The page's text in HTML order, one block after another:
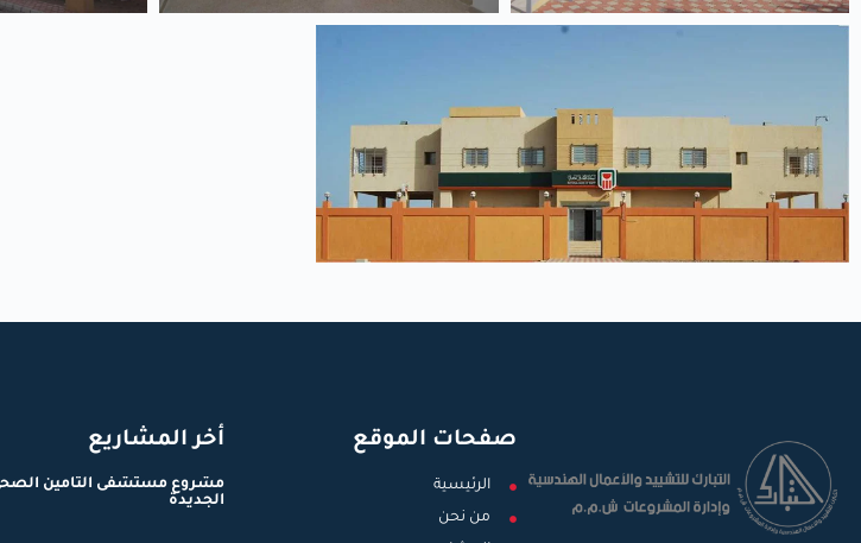
صفحات الموقع
الرئيسية
من نحن
أخر المشاريع
مشروع مستشفى التأمين الصحي
الجديدة